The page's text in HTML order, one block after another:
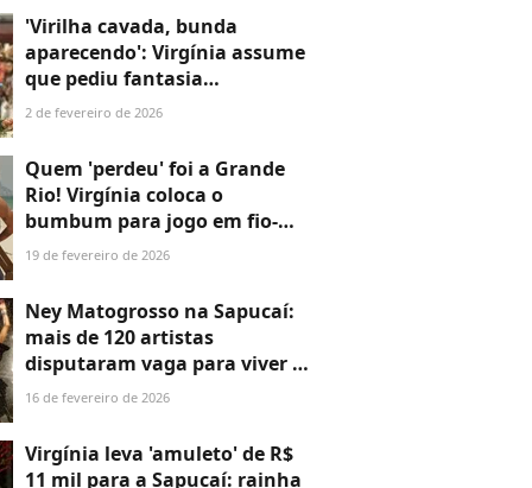
motivo familiar
'Virilha cavada, bunda
aparecendo': Virgínia assume
que pediu fantasia
comportada, mas vai desfilar
entrega de shape'
2 de fevereiro de 2026
Quem 'perdeu' foi a Grande
Rio! Virgínia coloca o
bumbum para jogo em fio-
dental na praia após ficar
19 de fevereiro de 2026
Ney Matogrosso na Sapucaí:
mais de 120 artistas
disputaram vaga para viver o
cantor no desfile da
16 de fevereiro de 2026
Virgínia leva 'amuleto' de R$
11 mil para a Sapucaí: rainha